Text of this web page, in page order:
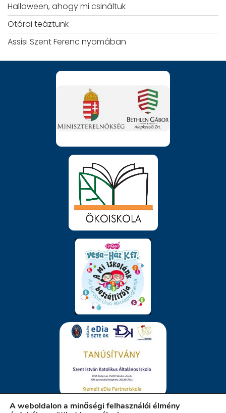
Halloween, ahogy mi csináltuk
Ötórai teáztunk
Assisi Szent Ferenc nyomában
A weboldalon a minőségi felhasználói élmény